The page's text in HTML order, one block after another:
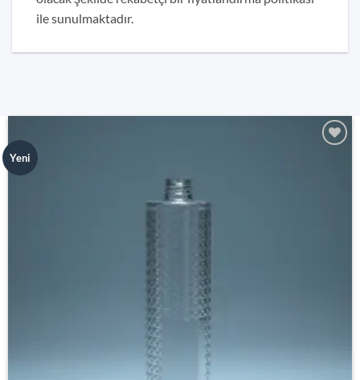
ile sunulmaktadır.
Yeni